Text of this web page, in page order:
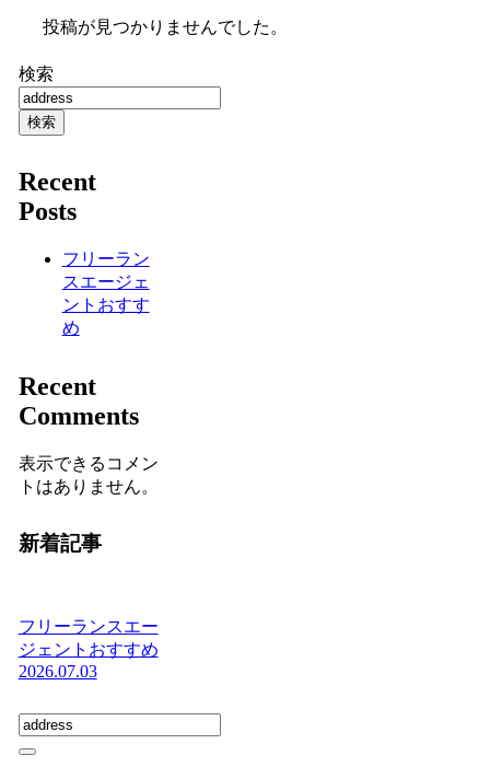
投稿が見つかりませんでした。
検索
検索
Recent
Posts
フリーラン
スエージェ
ントおすす
め
Recent
Comments
表示できるコメン
トはありません。
新着記事
フリーランスエー
ジェントおすすめ
2026.07.03